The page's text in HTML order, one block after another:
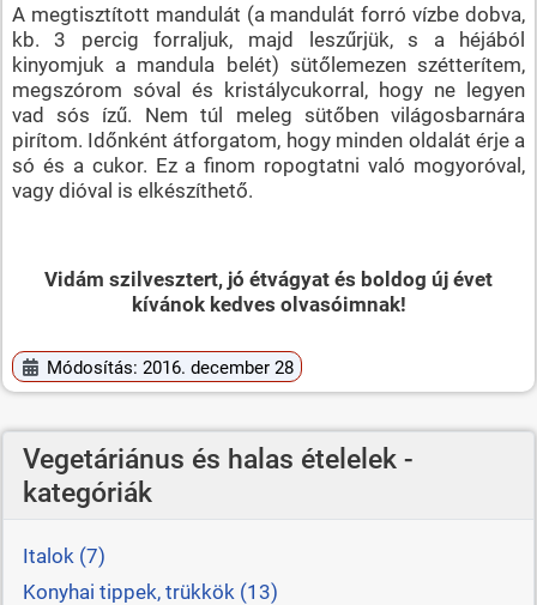
A megtisztított mandulát (a mandulát forró vízbe dobva,
kb. 3 percig forraljuk, majd leszűrjük, s a héjából
kinyomjuk a mandula belét) sütőlemezen szétterítem,
megszórom sóval és kristálycukorral, hogy ne legyen
vad sós ízű. Nem túl meleg sütőben világosbarnára
pirítom. Időnként átforgatom, hogy minden oldalát érje a
só és a cukor. Ez a finom ropogtatni való mogyoróval,
vagy dióval is elkészíthető.
Vidám szilvesztert, jó étvágyat és boldog új évet
kívánok kedves olvasóimnak!
Módosítás: 2016. december 28
Vegetáriánus és halas ételelek -
kategóriák
Italok (7)
Konyhai tippek, trükkök (13)